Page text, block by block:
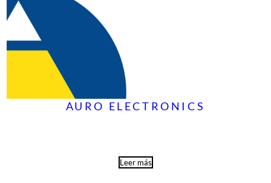
AURO ELECTRONICS
Leer más